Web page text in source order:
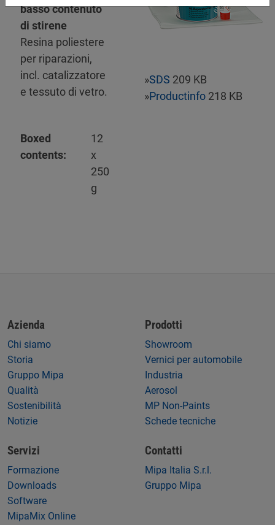
basso contenuto
di stirene
Resina poliestere
per riparazioni,
incl. catalizzatore
e tessuto di vetro.
Boxed
contents:
12
x
250
g
»SDS 209 KB
»Productinfo 218 KB
Azienda
Chi siamo
Storia
Gruppo Mipa
Qualità
Sostenibilità
Notizie
Prodotti
Showroom
Vernici per automobile
Industria
Aerosol
MP Non-Paints
Schede tecniche
Servizi
Formazione
Downloads
Software
MipaMix Online
Contatti
Mipa Italia S.r.l.
Gruppo Mipa